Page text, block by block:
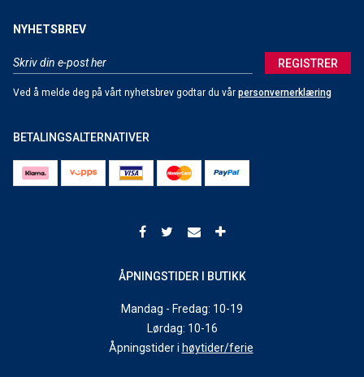
NYHETSBREV
REGISTRER
Ved å melde deg på vårt nyhetsbrev godtar du vår personvernerklæring
BETALINGSALTERNATIVER
ÅPNINGSTIDER I BUTIKK
Mandag - Fredag: 10-19
Lørdag: 10-16
Åpningstider i høytider/ferie